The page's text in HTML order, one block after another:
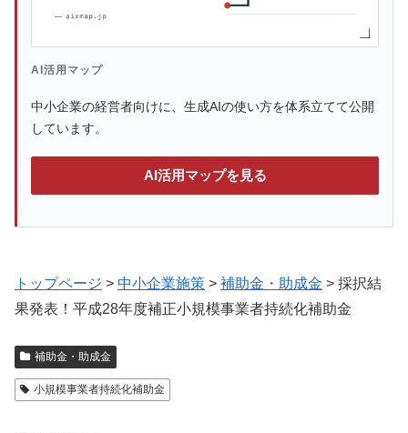
AI活用マップ
中小企業の経営者向けに、生成AIの使い方を体系立てて公開
しています。
AI活用マップを見る
トップページ > 中小企業施策 > 補助金・助成金 > 採択結
果発表！平成28年度補正小規模事業者持続化補助金
補助金・助成金
小規模事業者持続化補助金